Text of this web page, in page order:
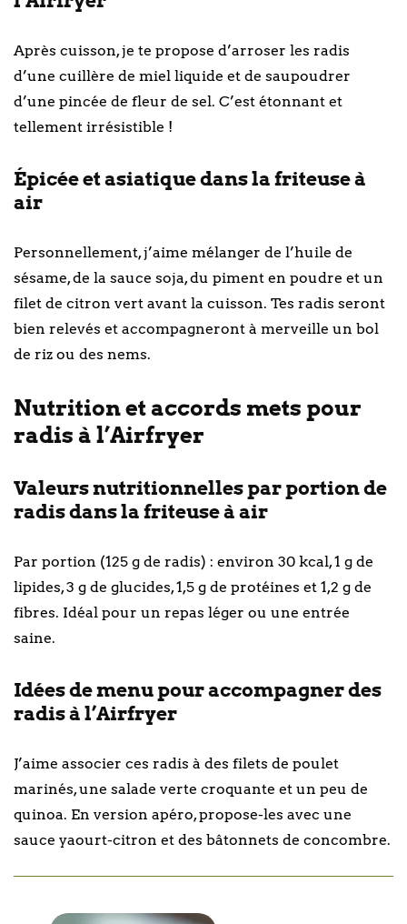
Après cuisson, je te propose d’arroser les radis
d’une cuillère de miel liquide et de saupoudrer
d’une pincée de fleur de sel. C’est étonnant et
tellement irrésistible !
Épicée et asiatique dans la friteuse à
air
Personnellement, j’aime mélanger de l’huile de
sésame, de la sauce soja, du piment en poudre et un
filet de citron vert avant la cuisson. Tes radis seront
bien relevés et accompagneront à merveille un bol
de riz ou des nems.
Nutrition et accords mets pour
radis à l’Airfryer
Valeurs nutritionnelles par portion de
radis dans la friteuse à air
Par portion (125 g de radis) : environ 30 kcal, 1 g de
lipides, 3 g de glucides, 1,5 g de protéines et 1,2 g de
fibres. Idéal pour un repas léger ou une entrée
saine.
Idées de menu pour accompagner des
radis à l’Airfryer
J’aime associer ces radis à des filets de poulet
marinés, une salade verte croquante et un peu de
quinoa. En version apéro, propose-les avec une
sauce yaourt-citron et des bâtonnets de concombre.